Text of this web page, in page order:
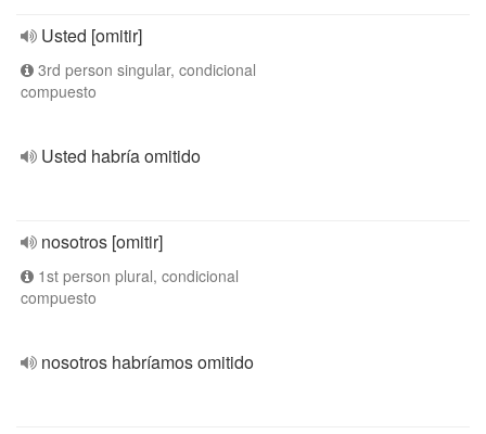
Usted [omitir]
3rd person singular, condicional
compuesto
Usted habría omitido
nosotros [omitir]
1st person plural, condicional
compuesto
nosotros habríamos omitido